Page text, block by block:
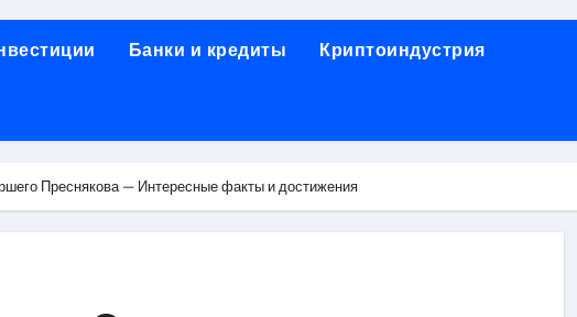
онлайн-образования в сфере актуальных профессий
регистрация, разрешение споров и правовые аспекты
в USDT: механизм работы, риски и правовой статус услуг без
Банки и кредиты Криптоиндустрия
Преснякова — Интересные факты и достижения